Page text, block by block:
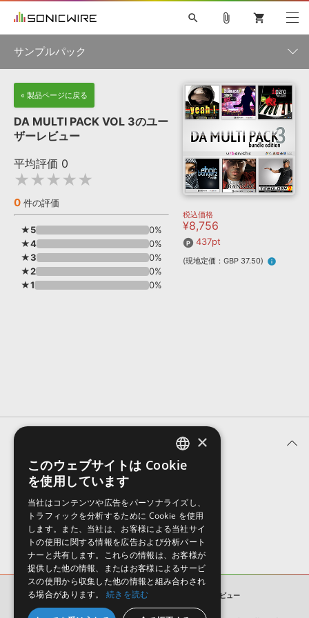
ソフト音源 »
プラグイン・エフェクト »
サンプルパック »
ソフトウェア／ツール »
DAW »
ニュースレター »
SONICWIREブログ »
製品サポート情報 »
DTMガイド »
FAQ »
音楽カード
APS
search
初音ミク NT 巡音ルカ V4X
MEIKO V3
KAITO V3
VOCALOID TOONTRACK
SPITFIRE AUDIO
VIENNA
EZ DRUMMER 3 SERUM
ライセンスフリーBGM
DUBSTEP
ELECTRONICA
MUTANT
ROUTER.FM
ソフト音源 プラグイン・エフェクト
DAW 効果音
attach_file shopping_cart
サンプルパック
製品一覧
メーカー
フォーマット
« 製品ページに戻る
DA MULTI PACK VOL 3のユー
ザーレビュー
平均評価 0
★★★★★
0 件の評価
★5
0%
★4
0%
★3
0%
★2
0%
★1
0%
税込価格
¥8,756
437pt
(現地定価：GBP 37.50) info
ユーザーレビュー (0件)
表示順
DA MULTI PACK VOL 3 ユーザーレビュー
ENGLISH
×
このウェブサイトは Cookie
を使用しています
当社はコンテンツや広告をパーソナライズし、
トラフィックを分析するために Cookie を使用
します。また、当社は、お客様による当社サイ
トの使用に関する情報を広告および分析パート
ナーと共有します。これらの情報は、お客様が
提供した他の情報、またはお客様によるサービ
スの使用から収集した他の情報と組み合わされ
る場合があります。
続きを読む